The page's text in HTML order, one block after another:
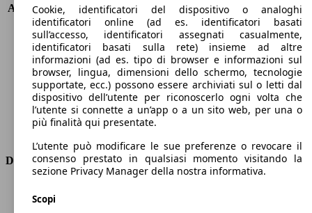
Accelerazione (0-100 km/h)
9.7s
Velocità massima (km/h)
195 km/h
Numero di marce
7
Coppia
240 nm
Cilindrata
1333 ccm
Carburante
Benzina
Cilindri
Trasmissione
Automatico
Tipo di trazione
Dimensioni
Cookie, identificatori del dispositivo o analoghi
identificatori online (ad es. identificatori basati
sull’accesso, identificatori assegnati casualmente,
identificatori basati sulla rete) insieme ad altre
informazioni (ad es. tipo di browser e informazioni sul
browser, lingua, dimensioni dello schermo, tecnologie
supportate, ecc.) possono essere archiviati sul o letti dal
dispositivo dell’utente per riconoscerlo ogni volta che
l’utente si connette a un’app o a un sito web, per una o
più finalità qui presentate.
L’utente può modificare le sue preferenze o revocare il
consenso prestato in qualsiasi momento visitando la
sezione Privacy Manager della nostra informativa.
Scopi